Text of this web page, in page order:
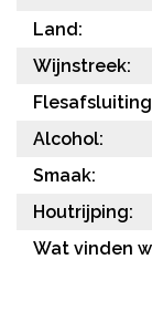
Land:
Wijnstreek:
Alcohol:
Smaak:
Houtrijping:
Wat vinden